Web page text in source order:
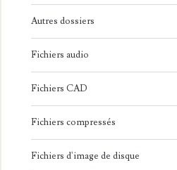
Autres dossiers
Fichiers audio
Fichiers CAD
Fichiers compressés
Fichiers d'image de disque